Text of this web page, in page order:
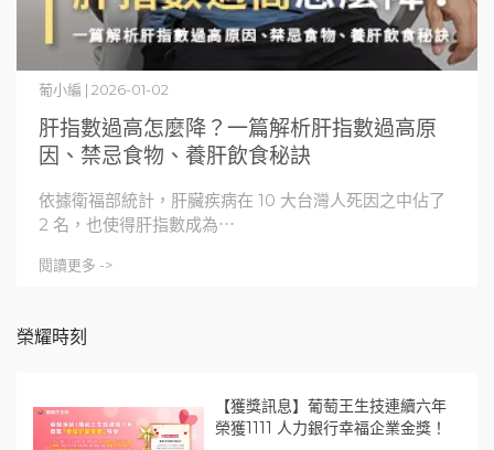
肝指數過高怎麼降？一篇解析肝指數過高原
因、禁忌食物、養肝飲食秘訣
葡小編 | 2026-01-02
依據衛福部統計，肝臟疾病在 10 大台灣人死因之中佔了
2 名，也使得肝指數成為⋯
閱讀更多 ->
榮耀時刻
【獲獎訊息】葡萄王生技連續六年
榮獲1111 人力銀行幸福企業金獎！